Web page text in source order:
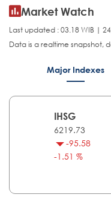
Market Watch
Last updated : 03.18 WIB |
Data is a realtime snapshot,
Major Indexes
IHSG
6219.73
-95.58
-1.51 %